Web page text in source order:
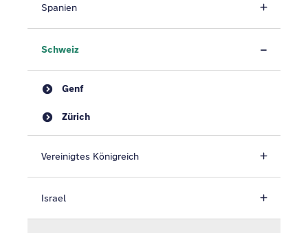
Spanien
Schweiz
Genf
Zürich
Vereinigtes Königreich
Israel